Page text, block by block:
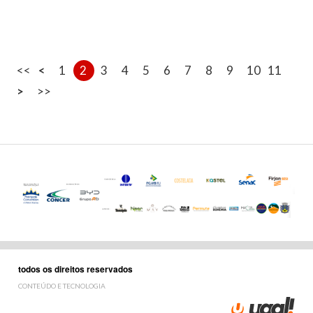
<< < 1 2 3 4 5 6 7 8 9 10 11
>
>>
todos os direitos reservados
CONTEÚDO E TECNOLOGIA